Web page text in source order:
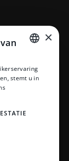
DUTCH
×
stemt u in